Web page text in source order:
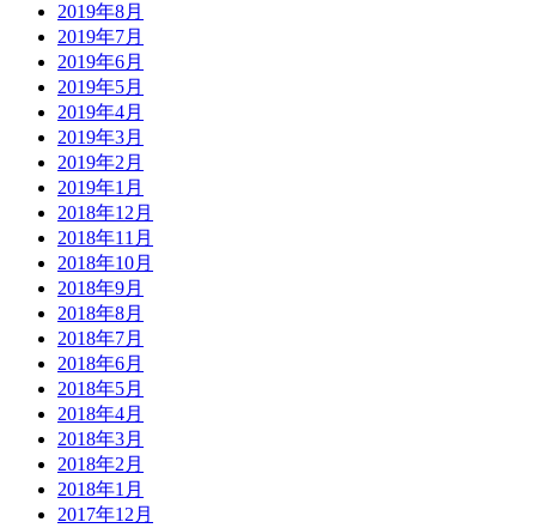
2019年8月
2019年7月
2019年6月
2019年5月
2019年4月
2019年3月
2019年2月
2019年1月
2018年12月
2018年11月
2018年10月
2018年9月
2018年8月
2018年7月
2018年6月
2018年5月
2018年4月
2018年3月
2018年2月
2018年1月
2017年12月